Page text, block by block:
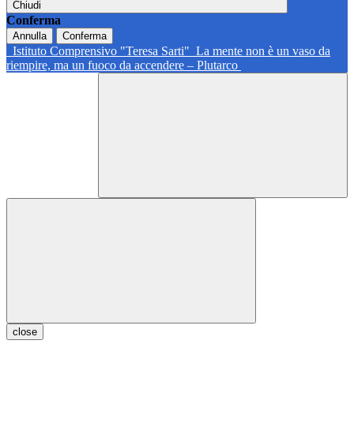
Chiudi
Conferma
Annulla Conferma
Istituto Comprensivo "Teresa Sarti" La mente non è un vaso da
riempire, ma un fuoco da accendere – Plutarco
close